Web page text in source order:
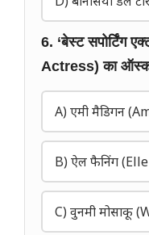
6. ‘बेस्ट सपोर्टिंग
Actress) का
A) एमी मैडिगन
B) ऐल फैनिंग
C) वुनमी मोसाकू